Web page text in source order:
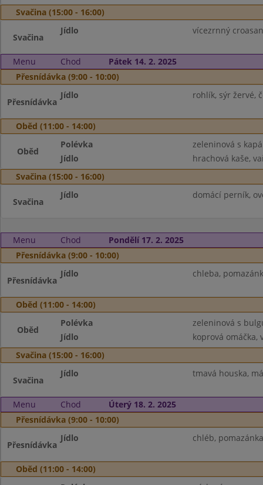
Svačina (15:00 - 16:00)
Svačina
Jídlo vícezrnný
Menu Chod
Pátek 14. 2. 2025
Přesnídávka (9:00 - 10:00)
Přesnídávka
Jídlo rohlík, sýr žervé,
Oběd (11:00 - 14:00)
Oběd
Polévka
zeleninová s
Jídlo
hrachová kaše,
Svačina (15:00 - 16:00)
Svačina
Jídlo domácí perník,
Menu Chod
Pondělí 17. 2. 2025
Přesnídávka (9:00 - 10:00)
Přesnídávka
Jídlo chleba,
Oběd (11:00 - 14:00)
Oběd
Polévka
zeleninová s
Jídlo
koprová omáčka,
Svačina (15:00 - 16:00)
Svačina
Jídlo tmavá houska,
Menu Chod
Úterý 18. 2. 2025
Přesnídávka (9:00 - 10:00)
Přesnídávka
Jídlo chléb,
Oběd (11:00 - 14:00)